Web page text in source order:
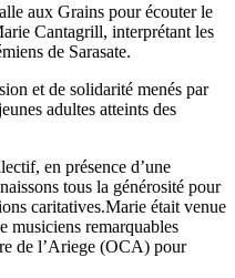
aux Grains pour écouter le
Cantagrill, interprétant les
de Sarasate.
et de solidarité menés par
adultes atteints des
en présence d’une
tous la générosité pour
caritatives.Marie était venue
musiciens remarquables
de l’Ariege (OCA) pour